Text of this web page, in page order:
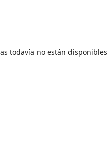
todavía no están